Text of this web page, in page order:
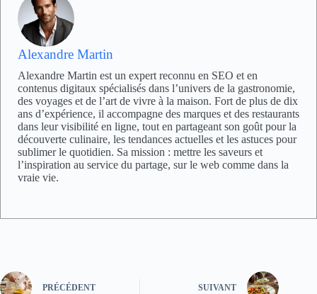
Alexandre Martin
Alexandre Martin est un expert reconnu en SEO et en
contenus digitaux spécialisés dans l’univers de la gastronomie,
des voyages et de l’art de vivre à la maison. Fort de plus de dix
ans d’expérience, il accompagne des marques et des restaurants
dans leur visibilité en ligne, tout en partageant son goût pour la
découverte culinaire, les tendances actuelles et les astuces pour
sublimer le quotidien. Sa mission : mettre les saveurs et
l’inspiration au service du partage, sur le web comme dans la
vraie vie.
PRÉCÉDENT SUIVANT